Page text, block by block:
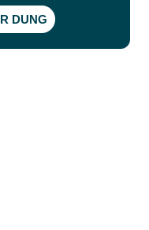
DUNG